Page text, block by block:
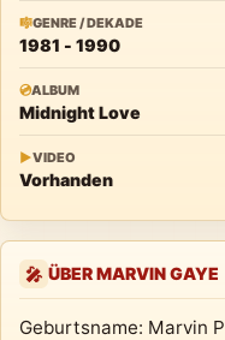
🎼GENRE / DEKADE
1981 - 1990
💿ALBUM
Midnight Love
▶VIDEO
Vorhanden
🎤 ÜBER MARVIN GAYE
Geburtsname: Marvin